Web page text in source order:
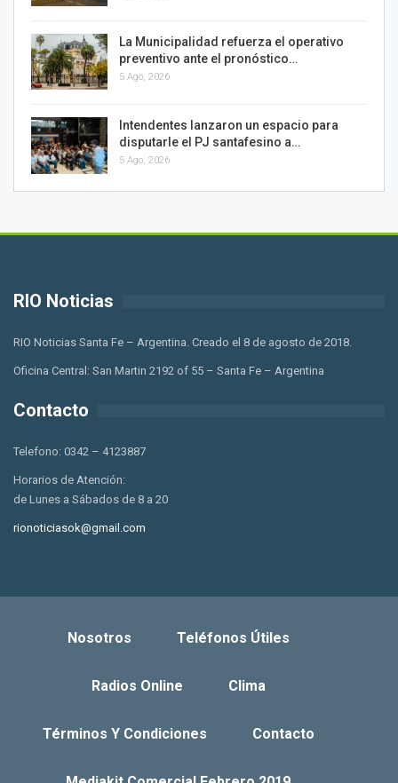
La Municipalidad refuerza el operativo
preventivo ante el pronóstico…
5 Ago, 2026
Intendentes lanzaron un espacio para
disputarle el PJ santafesino a…
5 Ago, 2026
RIO Noticias
RIO Noticias Santa Fe – Argentina. Creado el 8 de agosto de 2018.
Oficina Central: San Martin 2192 of 55 – Santa Fe – Argentina
Contacto
Telefono: 0342 – 4123887
Horarios de Atención:
de Lunes a Sábados de 8 a 20
rionoticiasok@gmail.com
Nosotros Teléfonos Útiles
Radios Online Clima
Términos Y Condiciones Contacto